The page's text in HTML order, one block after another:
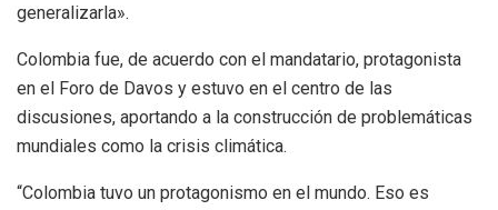
generalizarla».
Colombia fue, de acuerdo con el mandatario, protagonista
en el Foro de Davos y estuvo en el centro de las
discusiones, aportando a la construcción de problemáticas
mundiales como la crisis climática.
​“Colombia tuvo un protagonismo en el mundo. Eso es